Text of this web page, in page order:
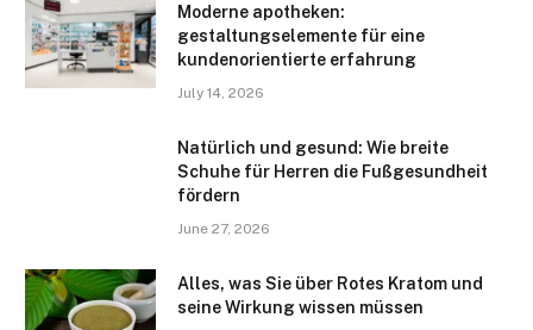
Moderne apotheken:
gestaltungselemente für eine
kundenorientierte erfahrung
July 14, 2026
Natürlich und gesund: Wie breite
Schuhe für Herren die Fußgesundheit
fördern
June 27, 2026
Alles, was Sie über Rotes Kratom und
seine Wirkung wissen müssen